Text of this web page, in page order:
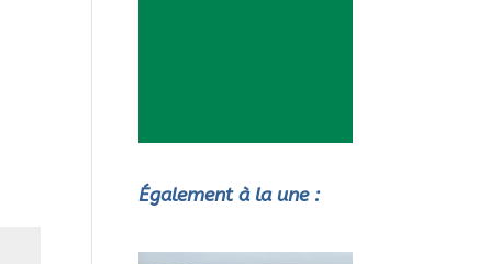
Également à la une :